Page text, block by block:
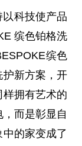
科技使产品
缤色铂格洗
缤色
新方案，开
拥有艺术的
而是彰显自
的家变成了